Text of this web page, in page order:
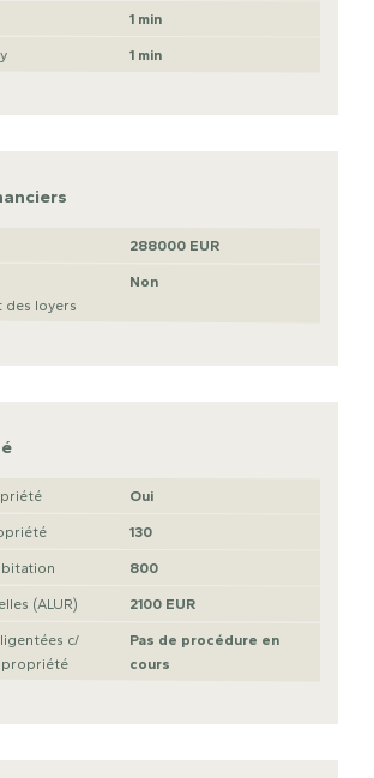
1 min
1 min
288000 EUR
des loyers
Non
Oui
130
800
(ALUR) 2100 EUR
c/
Pas de procédure en
cours